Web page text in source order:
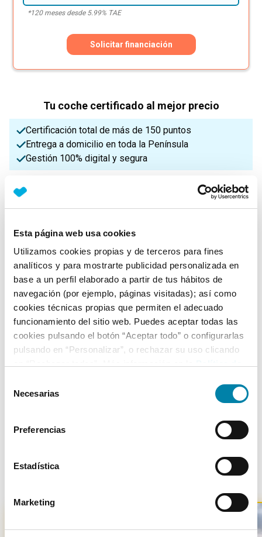
Esta página web usa cookies
Utilizamos cookies propias y de terceros para fines
analíticos y para mostrarte publicidad personalizada en
base a un perfil elaborado a partir de tus hábitos de
navegación (por ejemplo, páginas visitadas); así como
cookies técnicas propias que permiten el adecuado
funcionamiento del sitio web. Puedes aceptar todas las
cookies pulsando el botón “Aceptar todo” o configurarlas
pulsando en “Personalizar”, o rechazar su uso clicando
Necesarias
Preferencias
Estadística
Marketing
*120meses desde 5.99% TAE
Solicitar financiación
Tu coche certificado al mejor precio
Certificación total de más de 150 puntos
Entrega a domicilio en toda la Península
Gestión 100% digital y segura
101 Cv
Procedencia
Nacional Deducible
Nº Asientos Matriculación
13/05/2019
Tracción
Más de 3.500 clientes satisfechos